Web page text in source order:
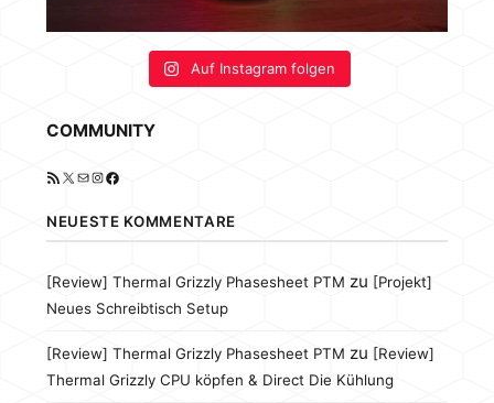
Auf Instagram folgen
COMMUNITY
RSS-Feed
X E-MailInstagram
Facebook
NEUESTE KOMMENTARE
[Review] Thermal Grizzly Phasesheet PTM zu [Projekt]
Neues Schreibtisch Setup
[Review] Thermal Grizzly Phasesheet PTM zu [Review]
Thermal Grizzly CPU köpfen & Direct Die Kühlung